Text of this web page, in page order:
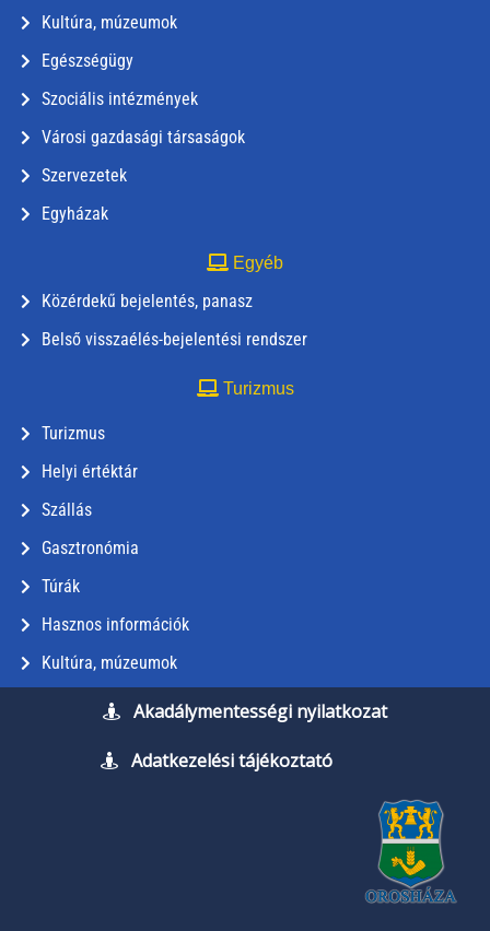
Kultúra, múzeumok
Egészségügy
Szociális intézmények
Városi gazdasági társaságok
Szervezetek
Egyházak
Egyéb
Közérdekű bejelentés, panasz
Belső visszaélés-bejelentési rendszer
Turizmus
Turizmus
Helyi értéktár
Szállás
Gasztronómia
Túrák
Hasznos információk
Kultúra, múzeumok
Akadálymentességi nyilatkozat
Adatkezelési tájékoztató